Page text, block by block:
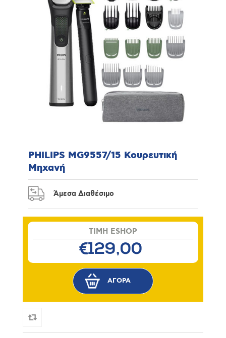
PHILIPS MG9557/15 Κουρευτική
Μηχανή
Άμεσα Διαθέσιμο
TIMH ESHOP
€129,00